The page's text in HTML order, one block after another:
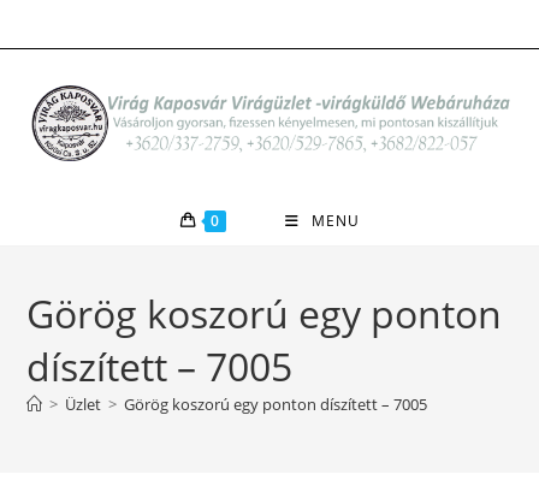
to
0 MENU
Görög koszorú egy ponton
díszített – 7005
> Üzlet > Görög koszorú egy ponton díszített – 7005